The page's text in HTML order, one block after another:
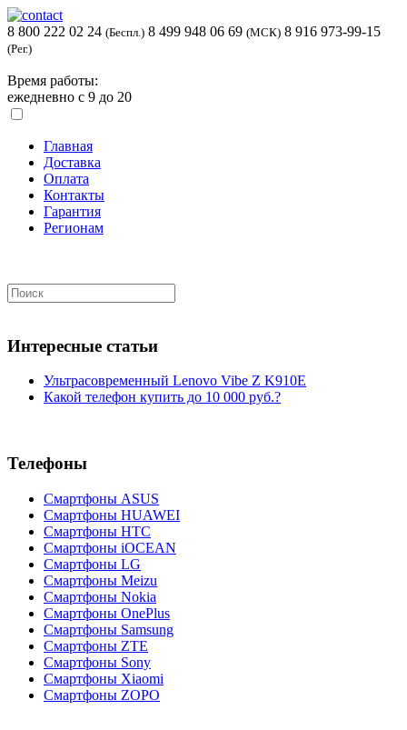
8 800 222 02 24 (Беспл.) 8 499 948 06 69 (МСК) 8 916 973-99-15
(Рег.)
Время работы:
ежедневно с 9 до 20
Главная
Доставка
Оплата
Контакты
Гарантия
Регионам
Интересные статьи
Ультрасовременный Lenovo Vibe Z K910E
Какой телефон купить до 10 000 руб.?
Телефоны
Смартфоны ASUS
Смартфоны HUAWEI
Смартфоны HTC
Смартфоны iOCEAN
Смартфоны LG
Смартфоны Meizu
Смартфоны Nokia
Смартфоны OnePlus
Смартфоны Samsung
Смартфоны ZTE
Смартфоны Sony
Смартфоны Xiaomi
Смартфоны ZOPO